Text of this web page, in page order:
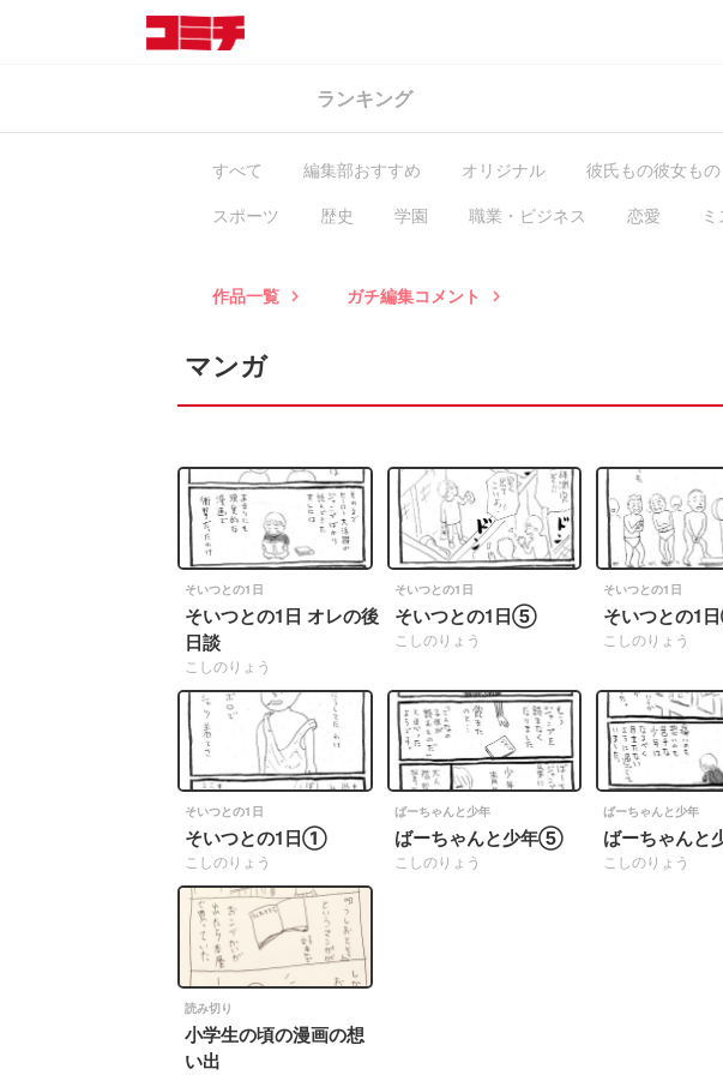
ランキング
すべて 編集部おすすめ オリジナル 彼氏もの彼女もの
スポーツ
歴史 学園 職業・ビジネス 恋愛
作品一覧 keyboard_arrow_right ガチ編集コメント keyboard_arrow_right
マンガ
そいつとの1日
そいつとの1日 オレの後
日談
こしのりょう
そいつとの1日
そいつとの1日⑤
こしのりょう
そいつとの1日
そいつとの1
こしのりょう
そいつとの1日
そいつとの1日①
こしのりょう
ばーちゃんと少年
ばーちゃんと少年⑤
こしのりょう
ばーちゃんと少年
ばーちゃん
こしのりょう
読み切り
小学生の頃の漫画の想
い出